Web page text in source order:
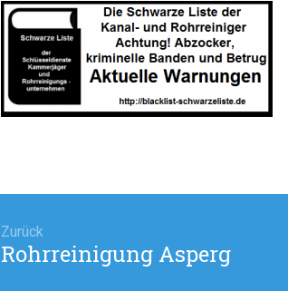
Zurück
Vorheriger
Rohrreinigung Asperg